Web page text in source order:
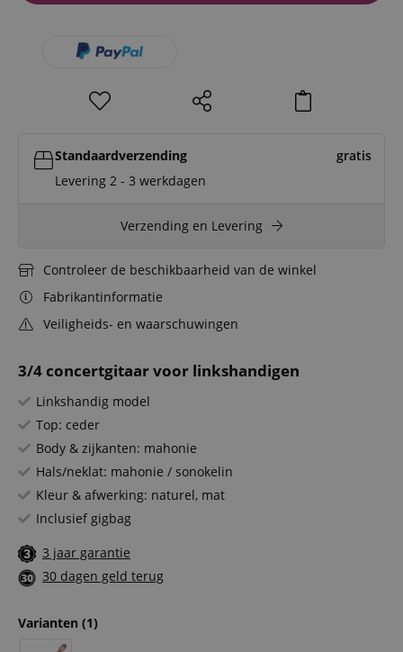
3/4 concertgitaar voor linkshandigen
Linkshandig model
Top: ceder
Body & zijkanten: mahonie
Hals/neklat: mahonie / sonokelin
Kleur & afwerking: naturel, mat
Inclusief gigbag
3 jaar garantie
30 dagen geld terug
Varianten (1)
Standaardverzending
gratis
Levering 2 - 3 werkdagen
Verzending en Levering
Controleer de beschikbaarheid van de winkel
Fabrikantinformatie
Veiligheids- en waarschuwingen